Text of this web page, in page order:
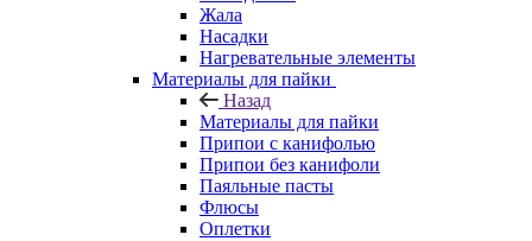
Жала
Насадки
Нагревательные элементы
Материалы для пайки
Назад
Материалы для пайки
Припои с канифолью
Припои без канифоли
Паяльные пасты
Флюсы
Оплетки